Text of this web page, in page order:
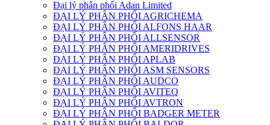
Đại lý phân phối Adan Limited
ĐẠI LÝ PHÂN PHỐI AGRICHEMA
ĐẠI LÝ PHÂN PHỐI ALFONS HAAR
ĐẠI LÝ PHÂN PHỐI ALLSENSOR
ĐẠI LÝ PHÂN PHỐI AMERIDRIVES
ĐẠI LÝ PHÂN PHỐI APLAB
ĐẠI LÝ PHÂN PHỐI ASM SENSORS
ĐẠI LÝ PHÂN PHỐI AUDCO
ĐẠI LÝ PHÂN PHỐI AVITEQ
ĐẠI LÝ PHÂN PHỐI AVTRON
ĐẠI LÝ PHÂN PHỐI BADGER METER